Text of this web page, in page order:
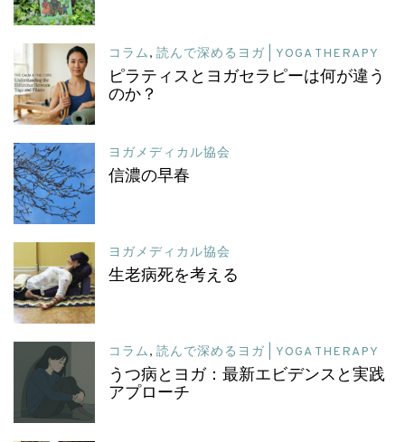
コラム, 読んで深めるヨガ | YOGA THERAPY
ピラティスとヨガセラピーは何が違う
のか？
ヨガメディカル協会
信濃の早春
ヨガメディカル協会
生老病死を考える
コラム, 読んで深めるヨガ | YOGA THERAPY
うつ病とヨガ：最新エビデンスと実践
アプローチ